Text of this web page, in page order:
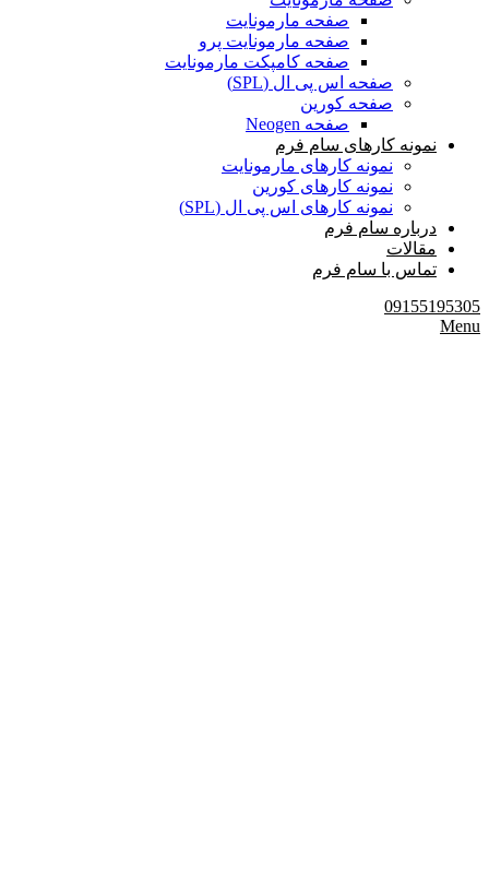
صفحه مارمونایت
صفحه مارمونایت پرو
صفحه کامپکت مارمونایت
صفحه اس پی ال (SPL)
صفحه کورین
صفحه Neogen
نمونه کارهای سام فرم
نمونه کارهای مارمونایت
نمونه کارهای کورین
نمونه کارهای اس پی ال (SPL)
درباره سام فرم
مقالات
تماس با سام فرم
09155195305
Menu